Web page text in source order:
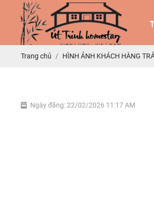
Trang chủ HÌNH ẢNH KHÁCH HÀNG
Ngày đăng: 22/02/2026 11:17 AM